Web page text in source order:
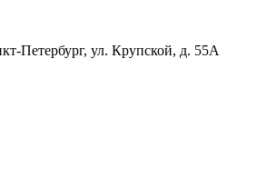
Петербург, ул. Крупской, д. 55А